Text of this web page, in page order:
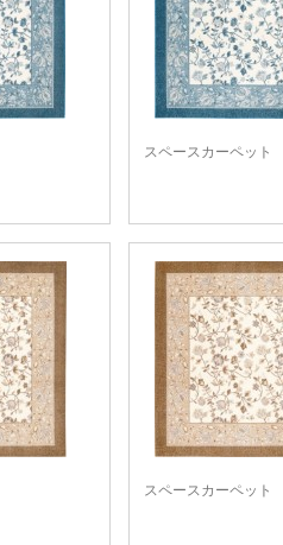
スペースカーペッ
スペースカーペッ